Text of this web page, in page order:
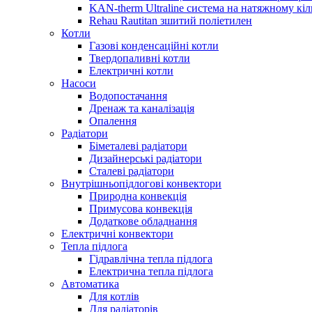
KAN-therm Ultraline система на натяжному
Rehau Rautitan зшитий поліетилен
Котли
Газові конденсаційні котли
Твердопаливні котли
Електричні котли
Насоси
Водопостачання
Дренаж та каналізація
Опалення
Радіатори
Біметалеві радіатори
Дизайнерські радіатори
Сталеві радіатори
Внутрішньопідлогові конвектори
Природна конвекція
Примусова конвекція
Додаткове обладнання
Електричні конвектори
Тепла підлога
Гідравлічна тепла підлога
Електрична тепла підлога
Автоматика
Для котлів
Для радіаторів